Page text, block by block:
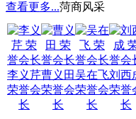
查看更多...菏商风采
李义芹
荣誉会
长
曹义田
荣誉会
长
吴在飞
荣誉会
长
刘西
荣誉
长